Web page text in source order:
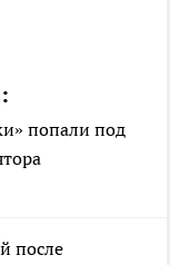
попали под
после